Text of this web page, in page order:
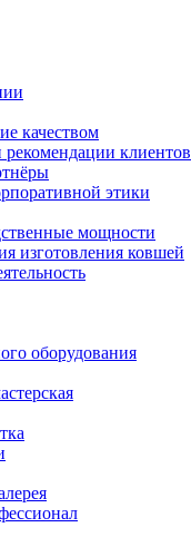
качеством
клиентов
этики
мощности
изготовления ковшей
оборудования